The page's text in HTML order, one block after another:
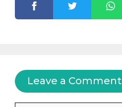
Leave a Comment